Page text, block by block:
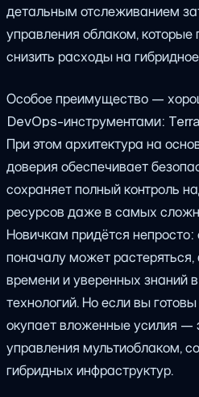
детальным отслеживанием
управления облаком,
снизить расходы на
Особое преимущество —
DevOps-инструментами:
При этом архитектура на
доверия обеспечивает
сохраняет полный контроль
ресурсов даже в самых
Новичкам придётся непросто:
поначалу может растеряться,
времени и уверенных знаний
технологий. Но если вы
окупает вложенные усилия —
управления мультиоблаком,
гибридных инфраструктур.